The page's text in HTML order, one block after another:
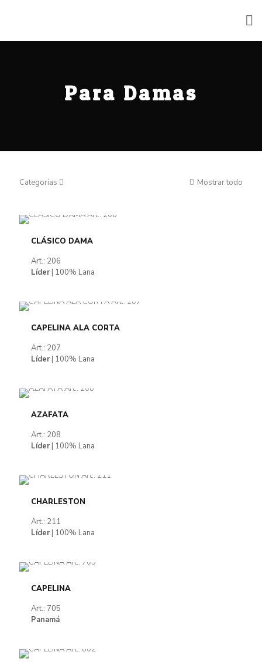
Para Damas
Categorías Mostrar todo
CLÁSICO DAMA
Art.: 206
Líder| 100% Lana
CAPELINA ALA CORTA
Art.: 207
Líder| 100% Lana
AZAFATA
Art.: 208
Líder| 100% Lana
CHARLESTON
Art.: 211
Líder| 100% Lana
CAPELINA
Art.: 705
Panamá